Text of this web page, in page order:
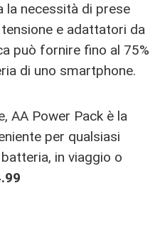
la necessità di prese
e adattatori da
può fornire fino al 75%
di uno smartphone.
AA Power Pack è la
per qualsiasi
in viaggio o